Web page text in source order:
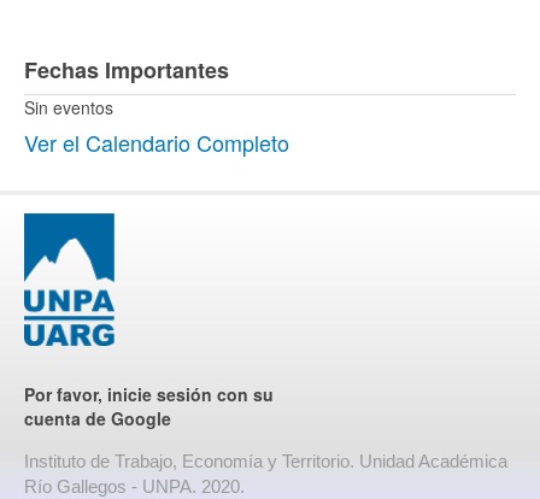
Fechas Importantes
Sin eventos
Ver el Calendario Completo
Por favor, inicie sesión con su
cuenta de Google
Instituto de Trabajo, Economía y Territorio. Unidad Académica
Río Gallegos - UNPA. 2020.